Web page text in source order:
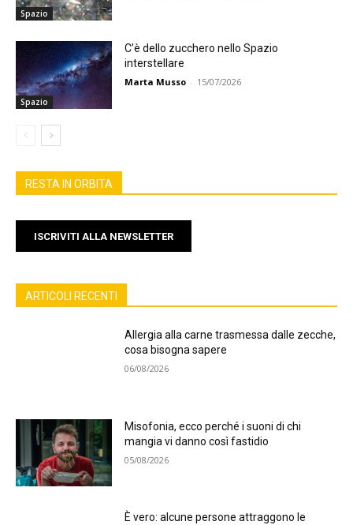
Spazio
Spazio
C’è dello zucchero nello Spazio
interstellare
Marta Musso - 15/07/2026
RESTA IN ORBITA
ISCRIVITI ALLA NEWSLETTER
ARTICOLI RECENTI
Allergia alla carne trasmessa dalle zecche,
cosa bisogna sapere
06/08/2026
Misofonia, ecco perché i suoni di chi
mangia vi danno così fastidio
05/08/2026
È vero: alcune persone attraggono le